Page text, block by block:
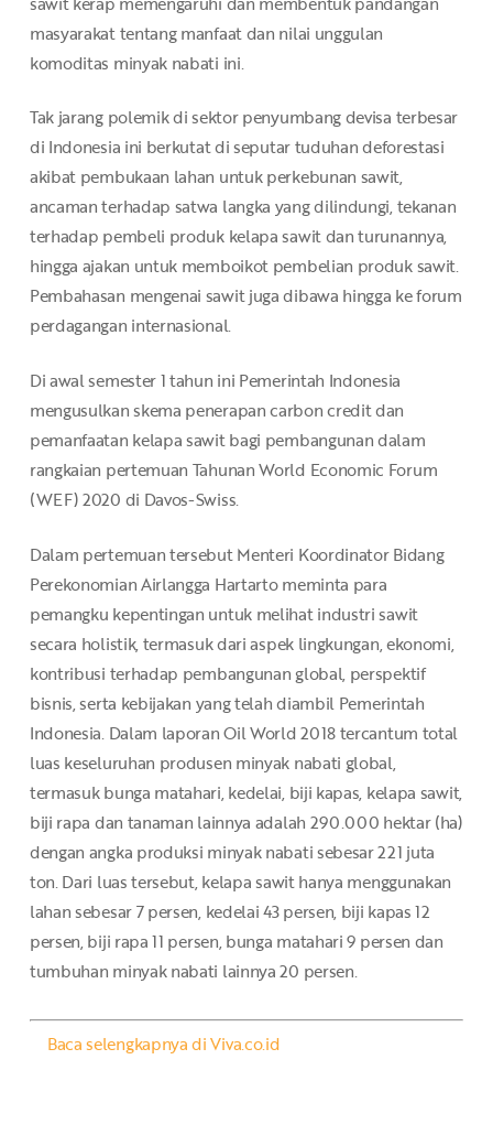
masyarakat tentang manfaat dan nilai unggulan
komoditas minyak nabati ini.
Tak jarang polemik di sektor penyumbang devisa terbesar
di Indonesia ini berkutat di seputar tuduhan deforestasi
akibat pembukaan lahan untuk perkebunan sawit,
ancaman terhadap satwa langka yang dilindungi, tekanan
terhadap pembeli produk kelapa sawit dan turunannya,
hingga ajakan untuk memboikot pembelian produk sawit.
Pembahasan mengenai sawit juga dibawa hingga ke forum
perdagangan internasional.
Di awal semester 1 tahun ini Pemerintah Indonesia
mengusulkan skema penerapan carbon credit dan
pemanfaatan kelapa sawit bagi pembangunan dalam
rangkaian pertemuan Tahunan World Economic Forum
(WEF) 2020 di Davos-Swiss.
Dalam pertemuan tersebut Menteri Koordinator Bidang
Perekonomian Airlangga Hartarto meminta para
pemangku kepentingan untuk melihat industri sawit
secara holistik, termasuk dari aspek lingkungan, ekonomi,
kontribusi terhadap pembangunan global, perspektif
bisnis, serta kebijakan yang telah diambil Pemerintah
Indonesia. Dalam laporan Oil World 2018 tercantum total
luas keseluruhan produsen minyak nabati global,
termasuk bunga matahari, kedelai, biji kapas, kelapa sawit,
biji rapa dan tanaman lainnya adalah 290.000 hektar (ha)
dengan angka produksi minyak nabati sebesar 221 juta
ton. Dari luas tersebut, kelapa sawit hanya menggunakan
lahan sebesar 7 persen, kedelai 43 persen, biji kapas 12
persen, biji rapa 11 persen, bunga matahari 9 persen dan
tumbuhan minyak nabati lainnya 20 persen.
Baca selengkapnya di Viva.co.id